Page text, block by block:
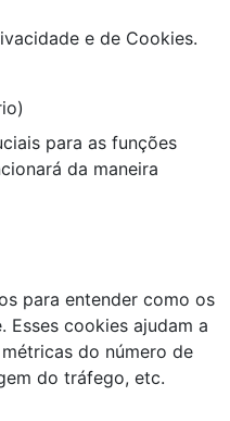
e de Cookies.
para as funções
da maneira
para entender como os
cookies ajudam a
do número de
do tráfego, etc.